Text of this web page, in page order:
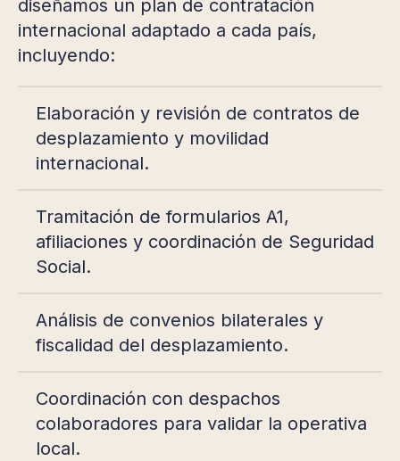
diseñamos un plan de contratación
internacional adaptado a cada país,
incluyendo:
Elaboración y revisión de contratos de
desplazamiento y movilidad
internacional.
Tramitación de formularios A1,
afiliaciones y coordinación de Seguridad
Social.
Análisis de convenios bilaterales y
fiscalidad del desplazamiento.
Coordinación con despachos
colaboradores para validar la operativa
local.